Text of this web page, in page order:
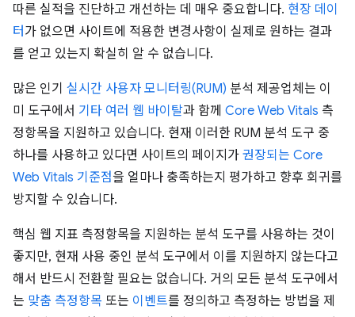
따른 실적을 진단하고 개선하는 데 매우 중요합니다. 현장 데이
터 가 없으면 사이트에 적용한 변경사항이 실제로 원하는 결과
를 얻고 있는지 확실히 알 수 없습니다.
많은 인기 실시간 사용자 모니터링(RUM) 분석 제공업체는 이
미 도구에서 기타 여러 웹 바이탈과 함께 Core Web Vitals 측
정항목을 지원하고 있습니다. 현재 이러한 RUM 분석 도구 중
하나를 사용하고 있다면 사이트의 페이지가 권장되는 Core
Web Vitals 기준점을 얼마나 충족하는지 평가하고 향후 회귀를
방지할 수 있습니다.
핵심 웹 지표 측정항목을 지원하는 분석 도구를 사용하는 것이
좋지만, 현재 사용 중인 분석 도구에서 이를 지원하지 않는다고
해서 반드시 전환할 필요는 없습니다. 거의 모든 분석 도구에서
는 맞춤 측정항목 또는 이벤트를 정의하고 측정하는 방법을 제